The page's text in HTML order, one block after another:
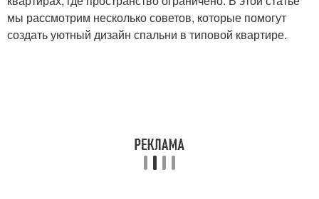
мы рассмотрим несколько советов, которые помогут
создать уютный дизайн спальни в типовой квартире.